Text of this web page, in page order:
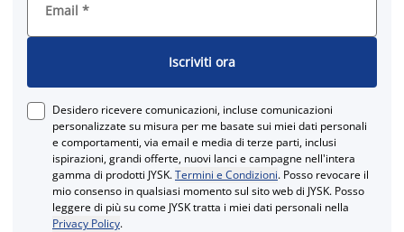
Email *
Iscriviti ora
Desidero ricevere comunicazioni, incluse comunicazioni
personalizzate su misura per me basate sui miei dati personali
e comportamenti, via email e media di terze parti, inclusi
ispirazioni, grandi offerte, nuovi lanci e campagne nell'intera
gamma di prodotti JYSK.Termini e Condizioni. Posso revocare il
mio consenso in qualsiasi momento sul sito web di JYSK. Posso
leggere di più su come JYSK tratta i miei dati personali nella
Privacy Policy.